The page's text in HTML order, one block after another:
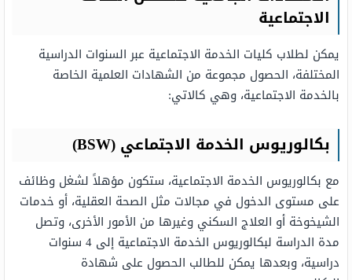
الاجتماعية
يمكن لطلاب كليات الخدمة الاجتماعية عبر السنوات الدراسية
المختلفة، الحصول مجموعة من الشهادات العلمية الخاصة
بالخدمة الاجتماعية، وهي كالاتي:
بكالوريوس الخدمة الاجتماعي(BSW)
مع بكالوريوس الخدمة الاجتماعية، ستكون مؤهلاً لشغل وظائف
على مستوى الدخول في مجالات مثل الصحة العقلية، أو خدمات
الشيخوخة أو العلاج السكني وغيرها من الأمور الأخرى، وتصل
مدة الدراسة لبكالوريوس الخدمة الاجتماعية إلى 4 سنوات
دراسية، وبعدها يمكن للطالب الحصول على شهادة